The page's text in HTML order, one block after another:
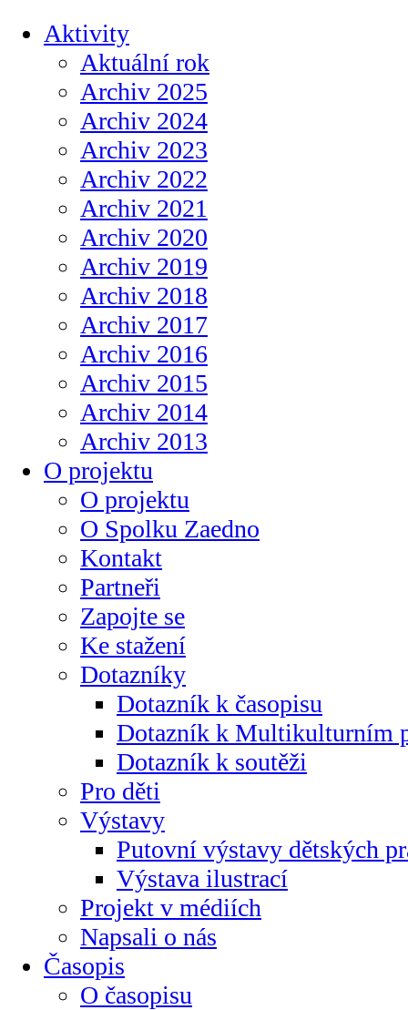
Aktivity
Aktuální rok
Archiv 2025
Archiv 2024
Archiv 2023
Archiv 2022
Archiv 2021
Archiv 2020
Archiv 2019
Archiv 2018
Archiv 2017
Archiv 2016
Archiv 2015
Archiv 2014
Archiv 2013
O projektu
O projektu
O Spolku Zaedno
Kontakt
Partneři
Zapojte se
Ke stažení
Dotazníky
Dotazník k časopisu
Dotazník k Multikulturním
Dotazník k soutěži
Pro děti
Výstavy
Putovní výstavy dětských
Výstava ilustrací
Projekt v médiích
Napsali o nás
Časopis
O časopisu